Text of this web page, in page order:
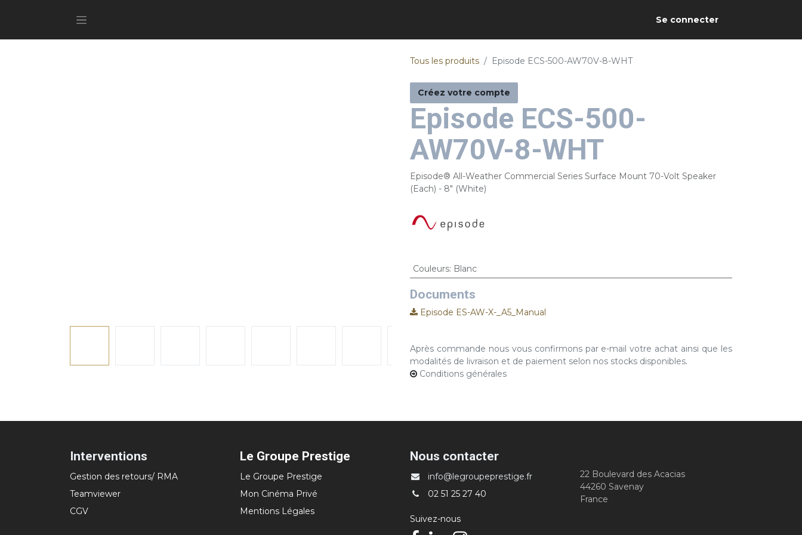
Se connecter
Tous les produits Episode ECS-500-AW70V-8-WHT
Créez votre compte
Episode ECS-500-
AW70V-8-WHT
Episode® All-Weather Commercial Series Surface Mount 70-Volt Speaker
(Each) - 8" (White)
Couleurs: Blanc
Documents
Episode ES-AW-X-_A5_Manual
Après commande nous vous confirmons par e-mail votre achat ainsi que les
modalités de livraison et de paiement selon nos stocks disponibles.
Conditions générales
Interventions
Gestion des retours/ RMA
Teamviewer
CGV
Le Groupe Prestige
Le Groupe Prestige
Mon Cinéma Privé
Mentions Légales
Nous contacter
info@legroupeprestige.fr
02 51 25 27 40
Suivez-nous
22 Boulevard des Acacias
44260 Savenay
France